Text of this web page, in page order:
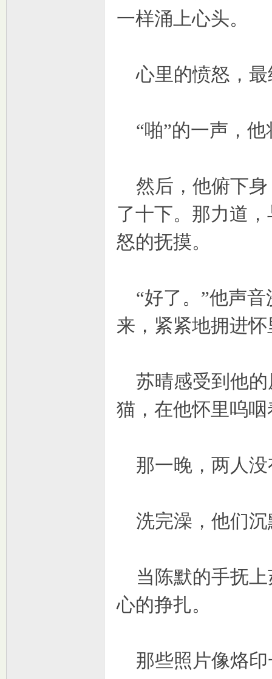
一样涌上心头。
心里的愤怒，最
“啪”的一声，他
然后，他俯下身
了十下。那力道
怒的抚摸。
“好了。”他声音
来，紧紧地拥进怀
苏晴感受到他的
猫，在他怀里呜
那一晚，两人没
洗完澡，他们沉
当陈默的手抚上
心的挣扎。
那些照片像烙印